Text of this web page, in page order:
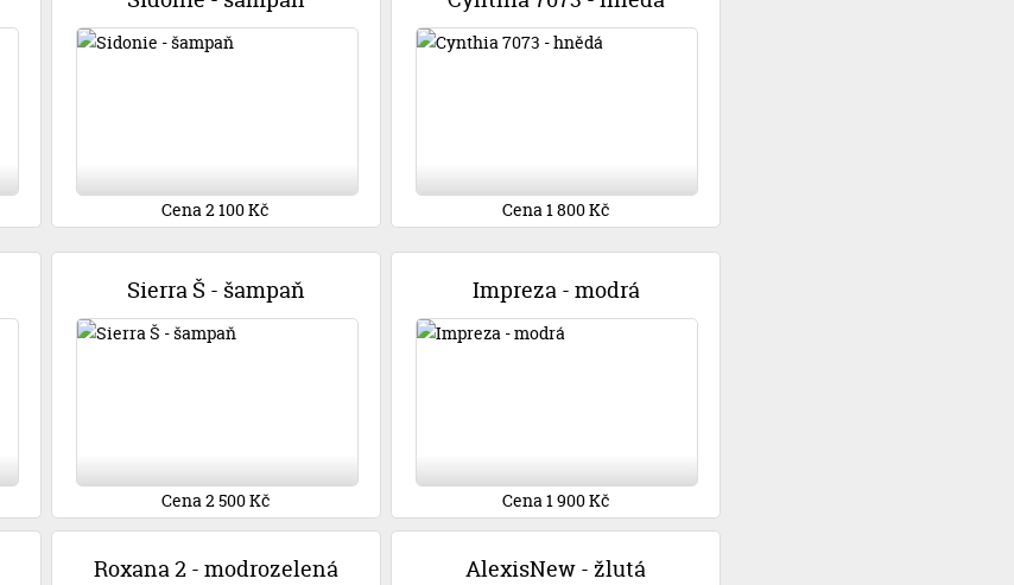
Cena 2 100 Kč Cena 1 800 Kč
Sierra Š - šampaň
Cena 2 500 Kč
Impreza - modrá
Cena 1 900 Kč
Roxana 2 - modrozelená AlexisNew - žlutá